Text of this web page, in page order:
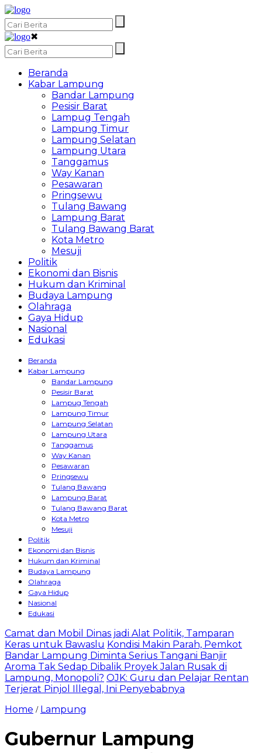
✖
Beranda
Kabar Lampung
Bandar Lampung
Pesisir Barat
Lampug Tengah
Lampung Timur
Lampung Selatan
Lampung Utara
Tanggamus
Way Kanan
Pesawaran
Pringsewu
Tulang Bawang
Lampung Barat
Tulang Bawang Barat
Kota Metro
Mesuji
Politik
Ekonomi dan Bisnis
Hukum dan Kriminal
Budaya Lampung
Olahraga
Gaya Hidup
Nasional
Edukasi
Beranda
Kabar Lampung
Bandar Lampung
Pesisir Barat
Lampug Tengah
Lampung Timur
Lampung Selatan
Lampung Utara
Tanggamus
Way Kanan
Pesawaran
Pringsewu
Tulang Bawang
Lampung Barat
Tulang Bawang Barat
Kota Metro
Mesuji
Politik
Ekonomi dan Bisnis
Hukum dan Kriminal
Budaya Lampung
Olahraga
Gaya Hidup
Nasional
Edukasi
Camat dan Mobil Dinas jadi Alat Politik, Tamparan
Keras untuk Bawaslu Kondisi Makin Parah, Pemkot
Bandar Lampung Diminta Serius Tangani Banjir
Aroma Tak Sedap Dibalik Proyek Jalan Rusak di
Lampung, Monopoli? OJK: Guru dan Pelajar Rentan
Terjerat Pinjol Illegal, Ini Penyebabnya
Home / Lampung
Gubernur Lampung